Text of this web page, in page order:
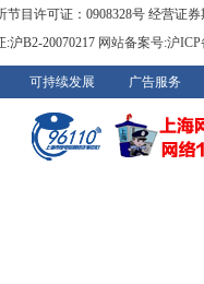
目许可证：0908328号 经营证
:沪B2-20070217 网站备案号:沪
可持续发展 广告服务